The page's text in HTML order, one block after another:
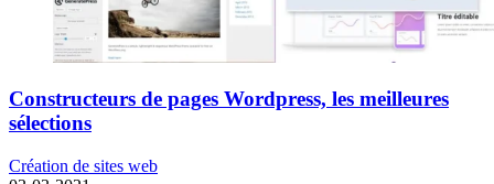
Constructeurs de pages Wordpress, les meilleures
sélections
Création de sites web